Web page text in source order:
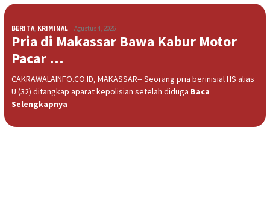
BERITA, KRIMINAL Agustus 4, 2026
Pria di Makassar Bawa Kabur Motor
Pacar …
CAKRAWALAINFO.CO.ID, MAKASSAR-- Seorang pria berinisial HS alias
U (32) ditangkap aparat kepolisian setelah diduga Baca
Selengkapnya